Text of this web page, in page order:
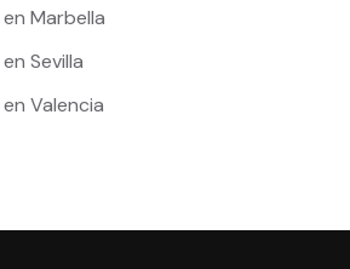
Marbella
Sevilla
Valencia